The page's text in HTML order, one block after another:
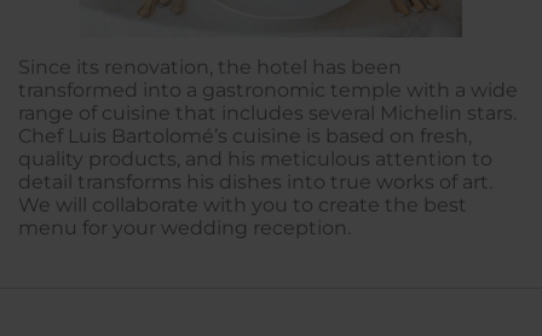
Since its renovation, the hotel has been
transformed into a gastronomic temple with a wide
range of cuisine that includes several Michelin stars.
Chef Luis Bartolomé’s cuisine is based on fresh,
quality products, and his meticulous attention to
detail transforms his dishes into true works of art.
We will collaborate with you to create the best
menu for your wedding reception.